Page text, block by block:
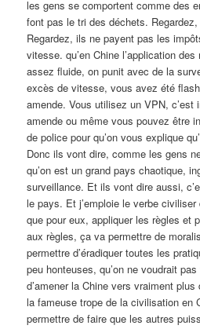
les gens se comportent comme des
font pas le tri des déchets.
Regardez, ils ne payent pas les
vitesse. qu’en Chine l’application
assez fluide, on punit avec de la
excès de vitesse, vous avez été
amende. Vous utilisez un VPN, c’est
amende ou même vous pouvez être
de police pour qu’on vous explique
Donc ils vont dire, comme les gens
qu’on est un grand pays chaotique,
surveillance. Et ils vont dire aussi,
le pays. Et j’emploie le verbe
que pour eux, appliquer les règles et
aux règles, ça va permettre de
permettre d’éradiquer toutes les
peu honteuses, qu’on ne voudrait
d’amener la Chine vers vraiment
la fameuse trope de la civilisation en
permettre de faire que les autres